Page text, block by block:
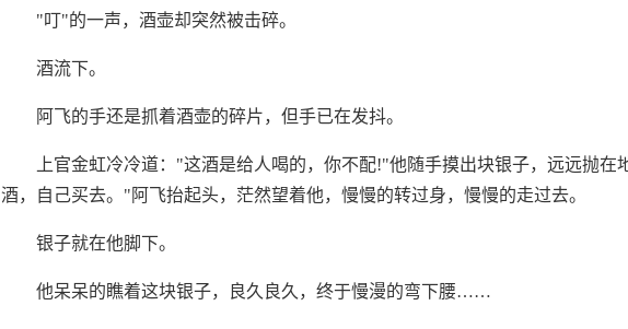
"叮"的一声，酒壶却突然被击碎。
酒流下。
阿飞的手还是抓着酒壶的碎片，但手已在发抖。
上官金虹冷冷道："这酒是给人喝的，你不配!"他随手摸出块银子，远远抛在
酒，自己买去。"阿飞抬起头，茫然望着他，慢慢的转过身，慢慢的走过去。
银子就在他脚下。
他呆呆的瞧着这块银子，良久良久，终于慢漫的弯下腰……